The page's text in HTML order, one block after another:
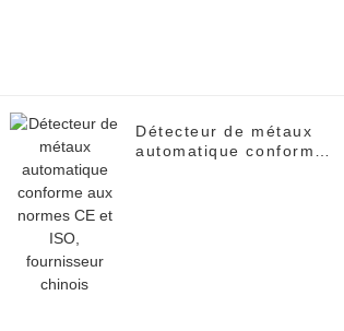
Détecteur de métaux
automatique conforme